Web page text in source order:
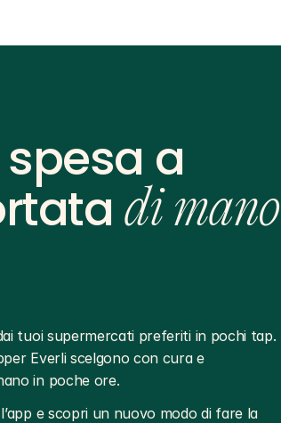
spesa a
di mano
tuoi supermercati preferiti in pochi tap.
Everli scelgono con cura e
in poche ore.
e scopri un nuovo modo di fare la